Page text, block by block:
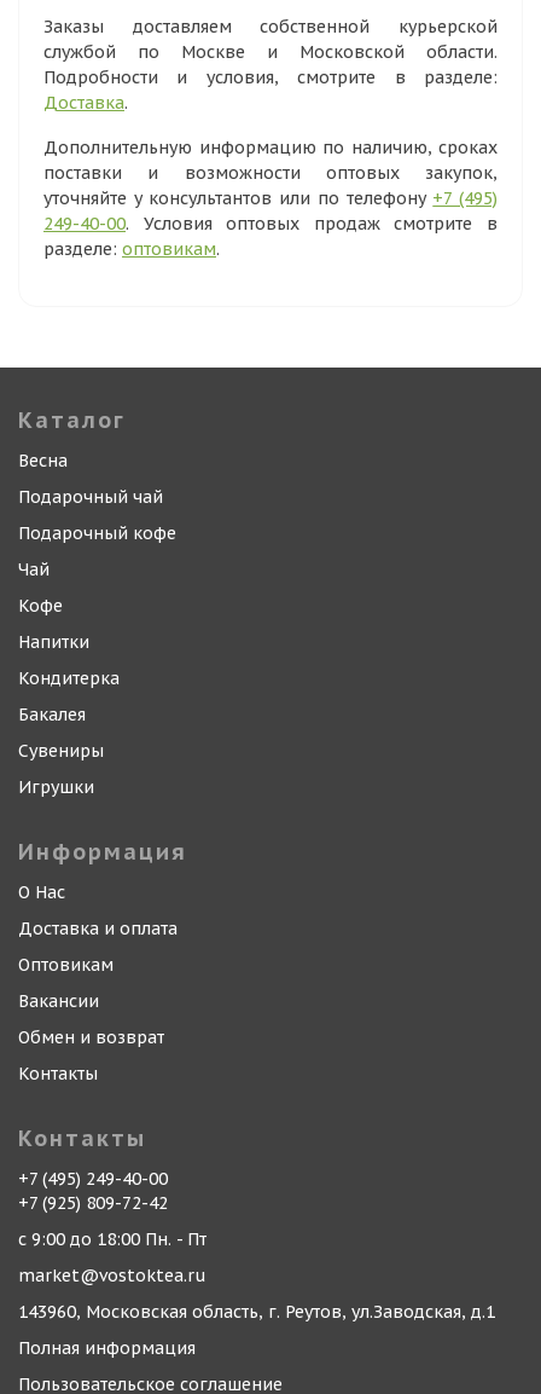
Заказы доставляем собственной курьерской
службой по Москве и Московской области.
Подробности и условия, смотрите в разделе:
Доставка.
Дополнительную информацию по наличию, сроках
поставки и возможности оптовых закупок,
уточняйте у консультантов или по телефону +7 (495)
249-40-00. Условия оптовых продаж смотрите в
разделе: оптовикам.
Каталог
Весна
Подарочный чай
Подарочный кофе
Чай
Кофе
Напитки
Кондитерка
Бакалея
Сувениры
Игрушки
Информация
О Нас
Доставка и оплата
Оптовикам
Вакансии
Обмен и возврат
Контакты
Контакты
+7 (495) 249-40-00
+7 (925) 809-72-42
с 9:00 до 18:00 Пн. - Пт
market@vostoktea.ru
143960, Московская область, г. Реутов, ул.Заводская, д.1
Полная информация
Пользовательское соглашение